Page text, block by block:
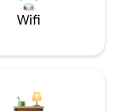
Wifi